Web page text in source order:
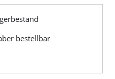
bestellbar